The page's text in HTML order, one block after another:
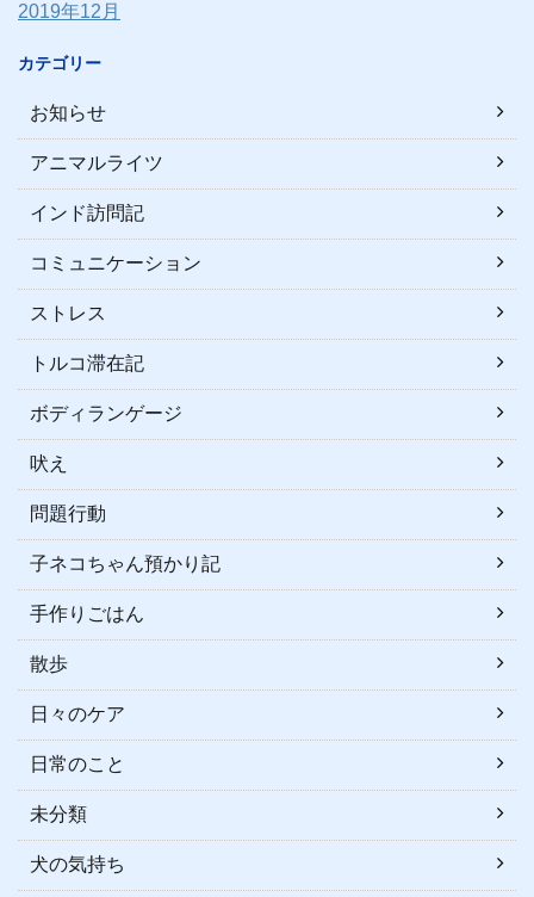
2019年12月
カテゴリー
お知らせ
アニマルライツ
インド訪問記
コミュニケーション
ストレス
トルコ滞在記
ボディランゲージ
吠え
問題行動
子ネコちゃん預かり記
手作りごはん
散歩
日々のケア
日常のこと
未分類
犬の気持ち